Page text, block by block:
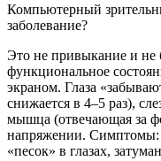
Компьютерный
заболевание?
Это не привыкание и не
функциональное
экраном. Глаза
снижается в 4–5 раз),
мышца (отвечающая за
напряжении. Симптомы:
«песок» в глазах,